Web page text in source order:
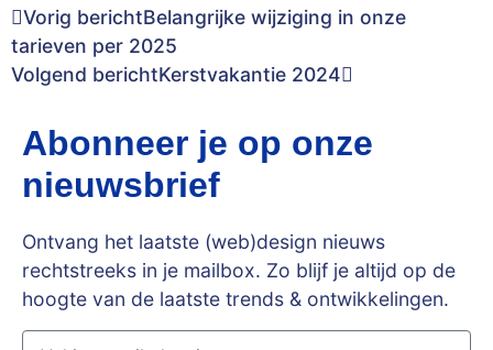
Vorig berichtBelangrijke wijziging in onze
tarieven per 2025
Volgend berichtKerstvakantie 2024
Abonneer je op onze
nieuwsbrief
Ontvang het laatste (web)design nieuws
rechtstreeks in je mailbox. Zo blijf je altijd op de
hoogte van de laatste trends & ontwikkelingen.